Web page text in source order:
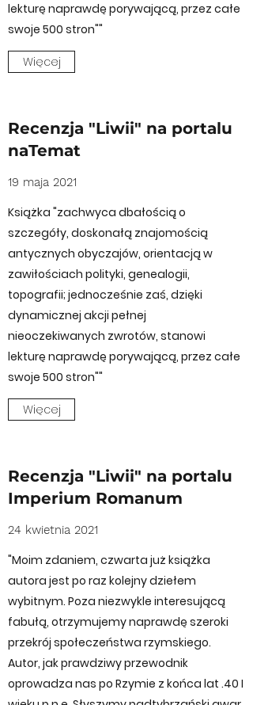
lekturę naprawdę porywającą, przez całe
swoje 500 stron""
Więcej
Recenzja "Liwii" na portalu
naTemat
19 maja 2021
Książka "zachwyca dbałością o
szczegóły, doskonałą znajomością
antycznych obyczajów, orientacją w
zawiłościach polityki, genealogii,
topografii; jednocześnie zaś, dzięki
dynamicznej akcji pełnej
nieoczekiwanych zwrotów, stanowi
lekturę naprawdę porywającą, przez całe
swoje 500 stron""
Więcej
Recenzja "Liwii" na portalu
Imperium Romanum
24 kwietnia 2021
"Moim zdaniem, czwarta już książka
autora jest po raz kolejny dziełem
wybitnym. Poza niezwykle interesującą
fabułą, otrzymujemy naprawdę szeroki
przekrój społeczeństwa rzymskiego.
Autor, jak prawdziwy przewodnik
oprowadza nas po Rzymie z końca lat .40 I